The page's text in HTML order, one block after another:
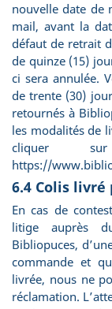
nouvelle date de
mail, avant la
défaut de retrait
de quinze (15)
ci sera annulée.
de trente (30)
retournés à
les modalités de
cliquer
https://
6.4 Colis livré
En cas de
litige auprès
Bibliopuces,
commande et
livrée, nous ne
réclamation.